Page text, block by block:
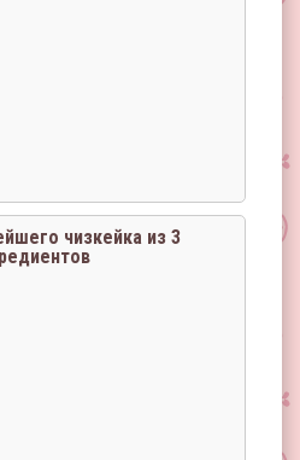
чизкейка из 3